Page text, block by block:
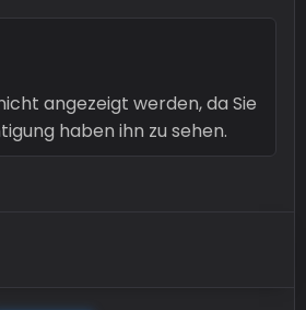
angezeigt werden, da Sie
haben ihn zu sehen.